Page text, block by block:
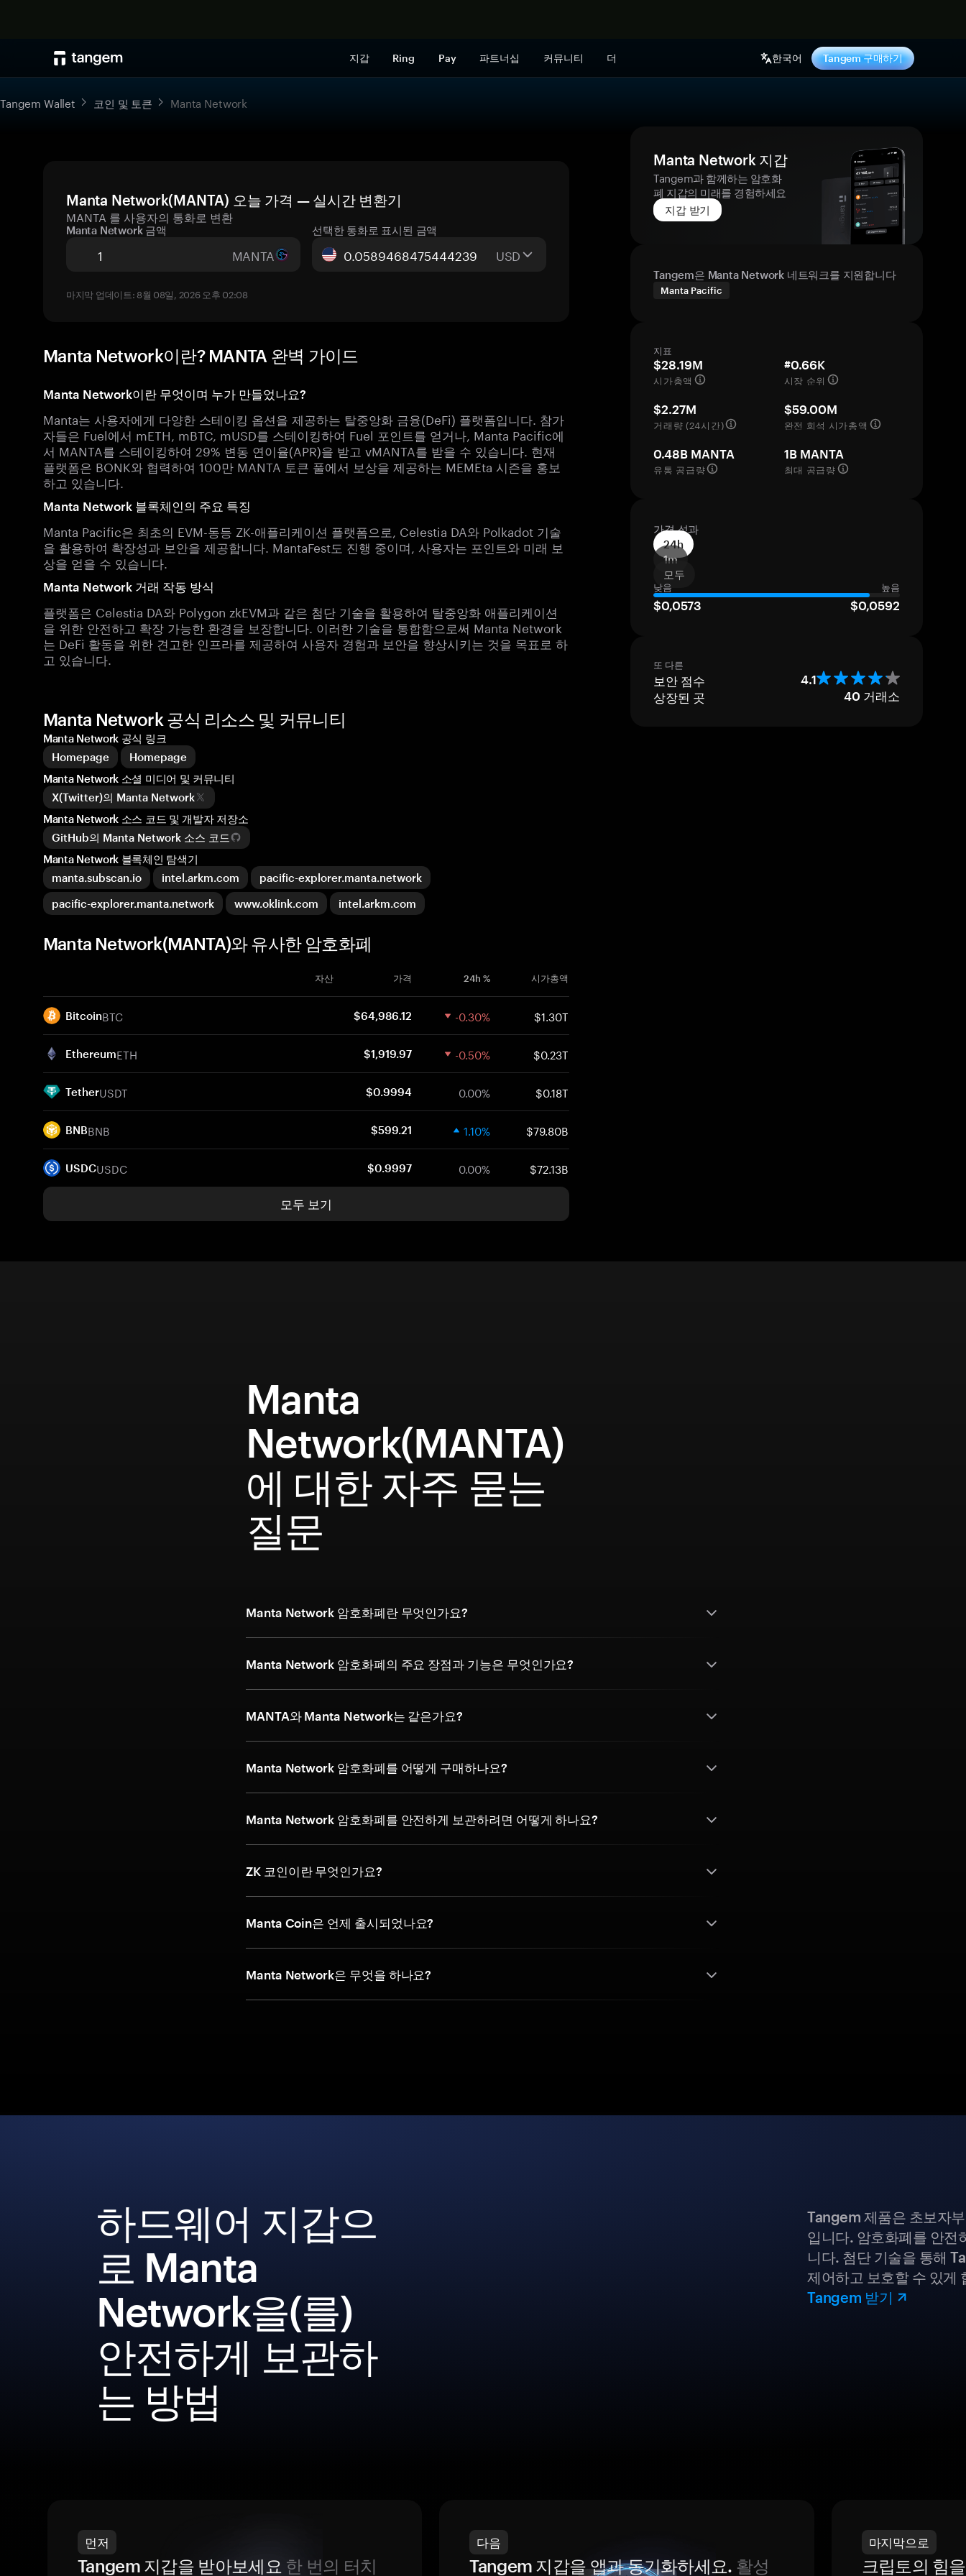
지갑 Ring Pay 파트너십 커뮤니티 더 한국어 Tangem 구매하기
Tangem Wallet 코인 및 토큰 Manta Network
Manta Network(MANTA) 오늘 가격 — 실시간 변환기
MANTA 를 사용자의 통화로 변환
Manta Network 금액
MANTA
선택한 통화로 표시된 금액
USD
마지막 업데이트: 8월 08일, 2026 오후 02:08
Manta Network이란? MANTA 완벽 가이드
Manta Network이란 무엇이며 누가 만들었나요?
Manta는 사용자에게 다양한 스테이킹 옵션을 제공하는 탈중앙화 금융(DeFi) 플랫폼입니다. 참가
자들은 Fuel에서 mETH, mBTC, mUSD를 스테이킹하여 Fuel 포인트를 얻거나, Manta Pacific에
서 MANTA를 스테이킹하여 29% 변동 연이율(APR)을 받고 vMANTA를 받을 수 있습니다. 현재
플랫폼은 BONK와 협력하여 100만 MANTA 토큰 풀에서 보상을 제공하는 MEMEta 시즌을 홍보
하고 있습니다.
Manta Network 블록체인의 주요 특징
Manta Pacific은 최초의 EVM-동등 ZK-애플리케이션 플랫폼으로, Celestia DA와 Polkadot 기술
을 활용하여 확장성과 보안을 제공합니다. MantaFest도 진행 중이며, 사용자는 포인트와 미래 보
상을 얻을 수 있습니다.
Manta Network 거래 작동 방식
플랫폼은 Celestia DA와 Polygon zkEVM과 같은 첨단 기술을 활용하여 탈중앙화 애플리케이션
을 위한 안전하고 확장 가능한 환경을 보장합니다. 이러한 기술을 통합함으로써 Manta Network
는 DeFi 활동을 위한 견고한 인프라를 제공하여 사용자 경험과 보안을 향상시키는 것을 목표로 하
고 있습니다.
Manta Network 지갑
Tangem과 함께하는 암호화
폐 지갑의 미래를 경험하세요
지갑 받기
Tangem은 Manta Network 네트워크를 지원합니다
Manta Pacific
지표
$28.19M
시가총액
#0.66K
시장 순위
$2.27M
거래량 (24시간)
$59.00M
완전 희석 시가총액
0.48B MANTA
유통 공급량
1B MANTA
최대 공급량
가격 성과
24h
1m
모두
낮음 높음
$0,0573 $0,0592
또 다른
보안 점수 4.1
상장된 곳 40 거래소
Manta Network 공식 리소스 및 커뮤니티
Manta Network 공식 링크
Homepage
Homepage
Manta Network 소셜 미디어 및 커뮤니티
X(Twitter)의 Manta Network
Manta Network 소스 코드 및 개발자 저장소
GitHub의 Manta Network 소스 코드
Manta Network 블록체인 탐색기
manta.subscan.io
intel.arkm.com
pacific-explorer.manta.network
pacific-explorer.manta.network
www.oklink.com intel.arkm.com
Manta Network(MANTA)와 유사한 암호화폐
자산 가격 24h % 시가총액
BitcoinBTC $64,986.12 -0.30% $1.30T
EthereumETH $1,919.97 -0.50% $0.23T
TetherUSDT $0.9994 0.00% $0.18T
BNBBNB $599.21 1.10% $79.80B
USDCUSDC $0.9997 0.00% $72.13B
모두 보기
Manta
Network(MANTA)
에 대한 자주 묻는
질문
Manta Network 암호화폐란 무엇인가요?
Manta Network 암호화폐의 주요 장점과 기능은 무엇인가요?
MANTA와 Manta Network는 같은가요?
Manta Network 암호화폐를 어떻게 구매하나요?
Manta Network 암호화폐를 안전하게 보관하려면 어떻게 하나요?
ZK 코인이란 무엇인가요?
Manta Coin은 언제 출시되었나요?
Manta Network은 무엇을 하나요?
하드웨어 지갑으
로 Manta
Network을(를)
안전하게 보관하
는 방법
Tangem 제품은 초보자
입니다. 암호화폐를 안전
니다. 첨단 기술을 통해
제어하고 보호할 수 있게
Tangem 받기
먼저
Tangem 지갑을 받아보세요 한 번의 터치
다음
Tangem 지갑을 앱과 동기화하세요. 활성
마지막으로
크립토의 힘